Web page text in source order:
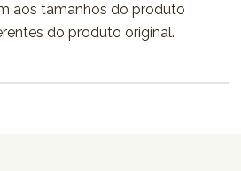
aos tamanhos do produto
do produto original.